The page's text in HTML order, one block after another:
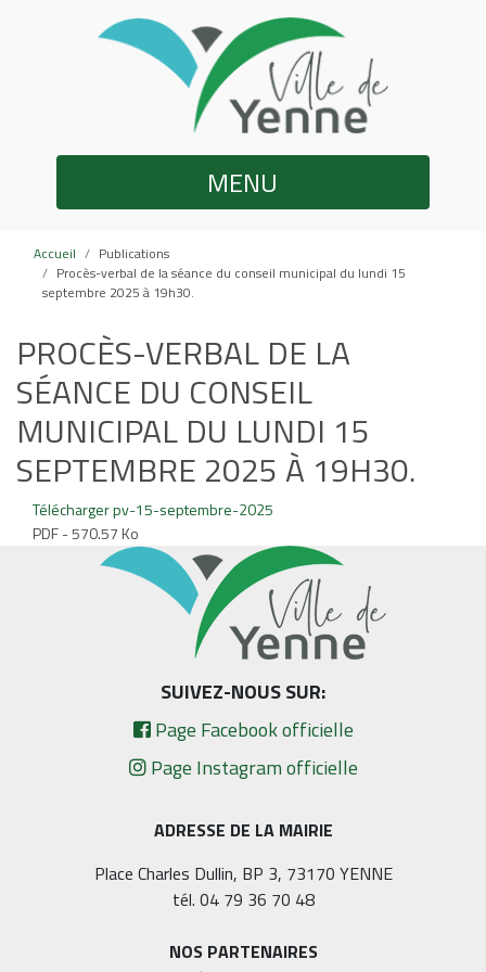
MENU
Accueil
Publications
Procès-verbal de la séance du conseil municipal du lundi 15
septembre 2025 à 19h30.
PROCÈS-VERBAL DE LA
SÉANCE DU CONSEIL
MUNICIPAL DU LUNDI 15
SEPTEMBRE 2025 À 19H30.
Télécharger pv-15-septembre-2025
PDF - 570.57 Ko
ADRESSE DE LA MAIRIE
Place Charles Dullin, BP 3, 73170 YENNE
tél. 04 79 36 70 48
NOS PARTENAIRES
SUIVEZ-NOUS SUR:
Page Facebook officielle
Page Instagram officielle